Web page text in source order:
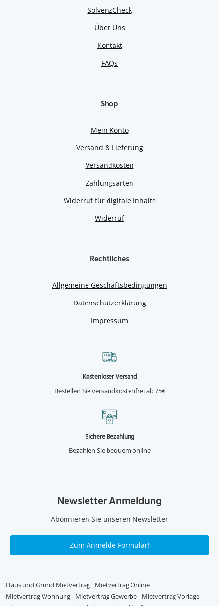
SolvenzCheck
Über Uns
Kontakt
FAQs
Shop
Mein Konto
Versand & Lieferung
Versandkosten
Zahlungsarten
Widerruf für digitale Inhalte
Widerruf
Rechtliches
Allgemeine Geschäftsbedingungen
Datenschutzerklärung
Impressum
Kostenloser Versand
Bestellen Sie versandkostenfrei ab 75€
Sichere Bezahlung
Bezahlen Sie bequem online
Newsletter Anmeldung
Abonnieren Sie unseren Newsletter
Zum Anmelde Formular!
Haus und Grund Mietvertrag
Mietvertrag Online
Mietvertrag Wohnung
Mietvertrag Gewerbe
Mietvertrag Vorlage